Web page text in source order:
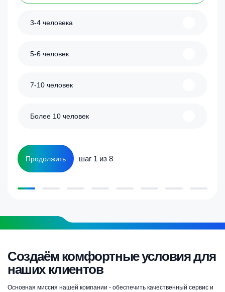
3-4 человека
5-6 человек
7-10 человек
Более 10 человек
Продолжить шаг 1 из 8
Создаём комфортные условия для
наших клиентов
Основная миссия нашей компании - обеспечить качественный сервис и